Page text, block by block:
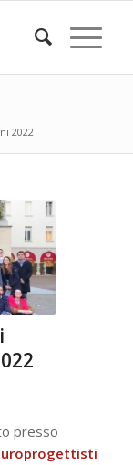
2022
presso